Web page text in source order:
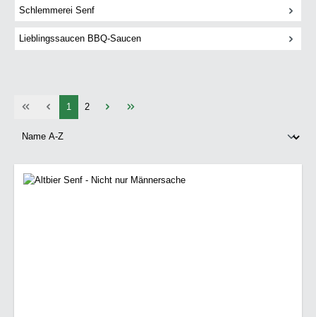
Schlemmerei Senf
Lieblingssaucen BBQ-Saucen
Seite
1 Seite
2